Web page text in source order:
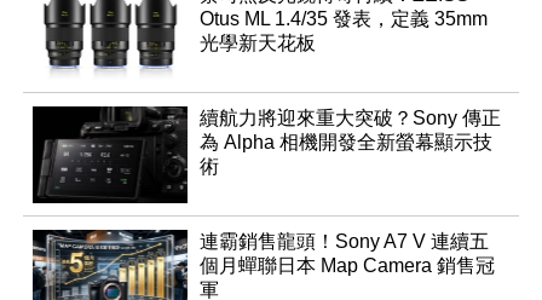
Otus ML 1.4/35 發表，定義 35mm
光學新天花板
續航力將迎來重大突破？Sony 傳正
為 Alpha 相機開發全新螢幕顯示技
術
連霸銷售龍頭！Sony A7 V 連續五
個月蟬聯日本 Map Camera 銷售冠
軍